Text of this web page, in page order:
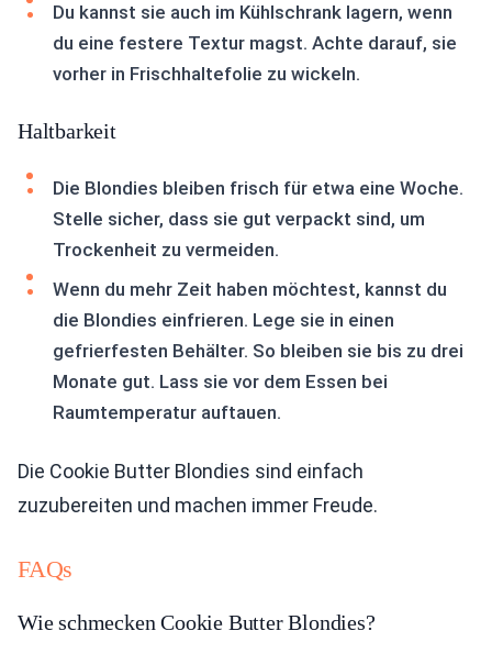
Du kannst sie auch im Kühlschrank lagern, wenn
du eine festere Textur magst. Achte darauf, sie
vorher in Frischhaltefolie zu wickeln.
Haltbarkeit
Die Blondies bleiben frisch für etwa eine Woche.
Stelle sicher, dass sie gut verpackt sind, um
Trockenheit zu vermeiden.
Wenn du mehr Zeit haben möchtest, kannst du
die Blondies einfrieren. Lege sie in einen
gefrierfesten Behälter. So bleiben sie bis zu drei
Monate gut. Lass sie vor dem Essen bei
Raumtemperatur auftauen.
Die Cookie Butter Blondies sind einfach
zuzubereiten und machen immer Freude.
FAQs
Wie schmecken Cookie Butter Blondies?